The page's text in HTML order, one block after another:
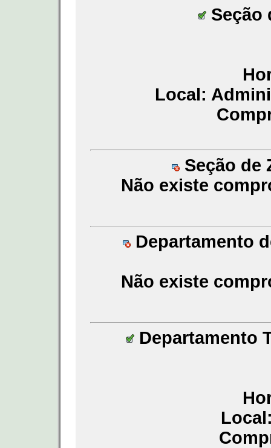
Seção
Local:
Seção de
Não existe
Departamento
Não existe
Departamento